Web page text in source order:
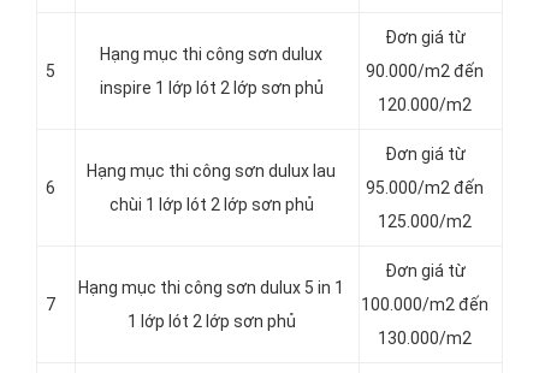
5
Hạng mục thi công sơn dulux
inspire 1 lớp lót 2 lớp sơn phủ
Đơn giá từ
90.000/m2 đến
120.000/m2
6
Hạng mục thi công sơn dulux lau
chùi 1 lớp lót 2 lớp sơn phủ
Đơn giá từ
95.000/m2 đến
125.000/m2
7
Hạng mục thi công sơn dulux 5 in 1
1 lớp lót 2 lớp sơn phủ
Đơn giá từ
100.000/m2 đến
130.000/m2